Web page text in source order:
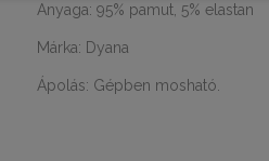
Anyaga: 95% pamut, 5% elastan
Márka: Dyana
Ápolás: Gépben mosható.